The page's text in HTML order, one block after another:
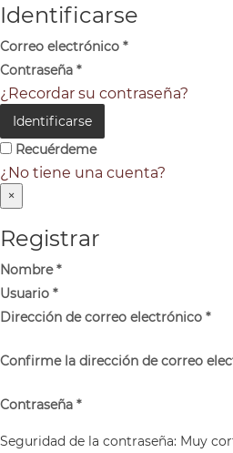
Identificarse
Correo electrónico *
Contraseña *
¿Recordar su contraseña?
Identificarse
Recuérdeme
¿No tiene una cuenta?
×
Registrar
Nombre*
Usuario *
Dirección de correo electrónico *
Confirme la dirección de correo
Contraseña *
Seguridad de la contraseña: Muy